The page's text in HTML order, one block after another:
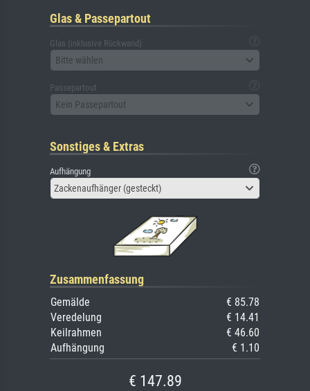
Glas & Passepartout
Glas (inklusive Rückwand)
Bitte wählen
Passepartout
Kein Passepartout
Sonstiges & Extras
Aufhängung
Zackenaufhänger (gesteckt)
Zusammenfassung
Gemälde
€ 85.78
Veredelung
€ 14.41
Keilrahmen
€ 46.60
Aufhängung
€ 1.10
€ 147.89